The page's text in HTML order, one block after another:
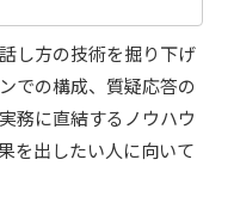
し方の技術を掘り下げ
での構成、質疑応答の
務に直結するノウハウ
を出したい人に向いて